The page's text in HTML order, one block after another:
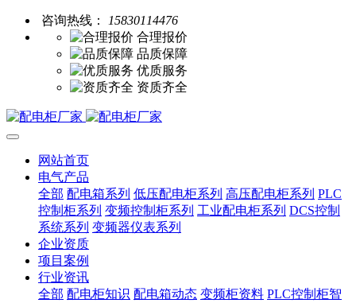
咨询热线：
15830114476
合理报价
品质保障
优质服务
资质齐全
网站首页
电气产品
全部 配电箱系列 低压配电柜系列 高压配电柜系列 PLC
控制柜系列 变频控制柜系列 工业配电柜系列 DCS控制
系统系列 变频器仪表系列
企业资质
项目案例
行业资讯
全部 配电柜知识 配电箱动态 变频柜资料 PLC控制柜智